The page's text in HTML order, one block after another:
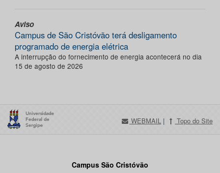
Aviso
Campus de São Cristóvão terá desligamento
programado de energia elétrica
A interrupção do fornecimento de energia acontecerá no dia
15 de agosto de 2026
WEBMAIL | Topo do Site
Campus São Cristóvão